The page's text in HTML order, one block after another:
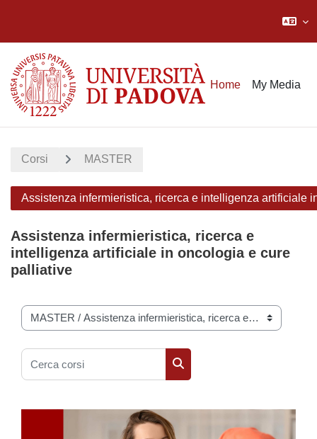
Home My Media
Corsi MASTER
Assistenza infermieristica, ricerca e intelligenza artificiale
Assistenza infermieristica, ricerca e
intelligenza artificiale in oncologia e cure
palliative
Categorie di corso
Cerca corsi
Cerca corsi